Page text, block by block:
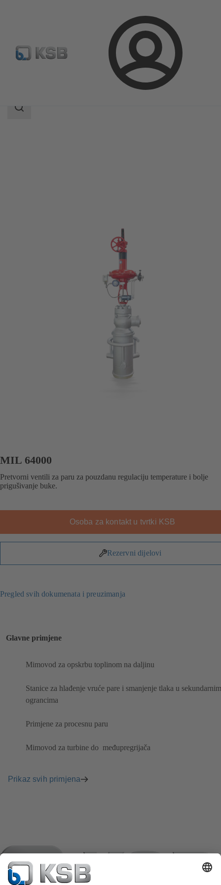
Prijava
Katalog proizvoda MIL 64000
Raspon
MIL 64000
Pretvorni ventili za paru za pouzdanu regulaciju temperature i bolje
prigušivanje buke.
Osoba za kontakt u tvrtki KSB
Rezervni dijelovi
Pregled svih dokumenata i preuzimanja
Glavne primjene
Mimovod za opskrbu toplinom na daljinu
Stanice za hlađenje vruće pare i smanjenje tlaka u sekundarnim
ograncima
Primjene za procesnu paru
Mimovod za turbine do ​ međupregrijača
Prikaz svih primjena